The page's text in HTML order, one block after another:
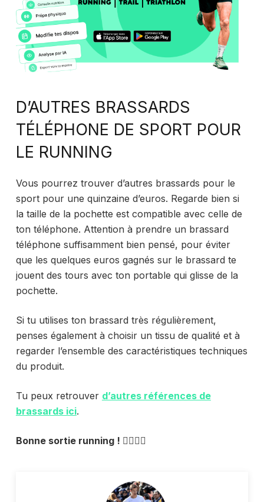
D’AUTRES BRASSARDS
TÉLÉPHONE DE SPORT POUR
LE RUNNING
Vous pourrez trouver d’autres brassards pour le
sport pour une quinzaine d’euros. Regarde bien si
la taille de la pochette est compatible avec celle de
ton téléphone. Attention à prendre un brassard
téléphone suffisamment bien pensé, pour éviter
que les quelques euros gagnés sur le brassard te
jouent des tours avec ton portable qui glisse de la
pochette.
Si tu utilises ton brassard très régulièrement,
penses également à choisir un tissu de qualité et à
regarder l’ensemble des caractéristiques techniques
du produit.
Tu peux retrouver d’autres références de
brassards ici.
Bonne sortie running ! 🏃‍♀️🏃‍♂️